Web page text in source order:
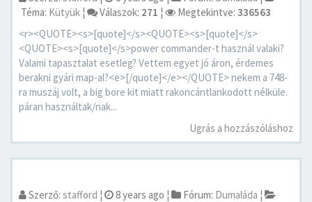
Téma: Kütyük ¦ Válaszok: 271 ¦ Megtekintve: 336563
<r><QUOTE><s>[quote]</s><QUOTE><s>[quote]</s>
<QUOTE><s>[quote]</s>power commander-t használ valaki?
Valami tapasztalat esetleg? Vettem egyet jó áron, érdemes
berakni gyári map-al?<e>[/quote]</e></QUOTE> nekem a 748-
ra muszáj volt, a big bore kit miatt rakoncántlankodott nélküle.
páran használtak/nak...
Ugrás a hozzászóláshoz
Szerző: stafford ¦ 8 years ago ¦ Fórum: Dumaláda ¦